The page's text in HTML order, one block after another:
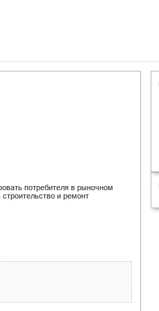
потребителя в рыночном
и ремонт